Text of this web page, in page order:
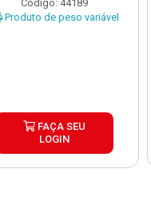
Código: 44189
Produto de peso variável
FAÇA SEU
LOGIN